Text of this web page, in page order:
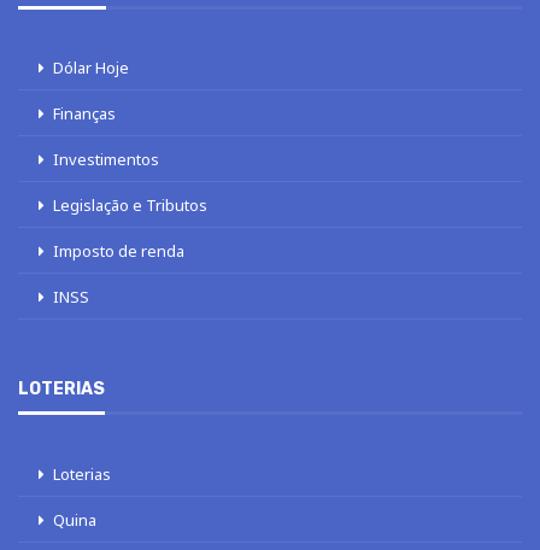
Dólar Hoje
Finanças
Investimentos
Legislação e Tributos
Imposto de renda
INSS
LOTERIAS
Loterias
Quina